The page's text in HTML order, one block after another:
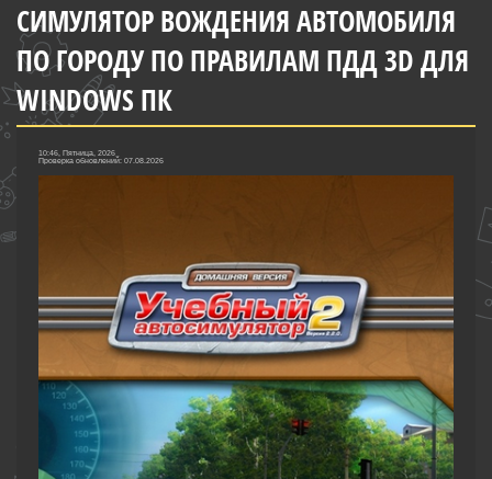
CИМУЛЯТОР ВОЖДЕНИЯ АВТОМОБИЛЯ
ПО ГОРОДУ ПО ПРАВИЛАМ ПДД 3D ДЛЯ
WINDOWS ПК
10:46, Пятница, 2026
Проверка обновлений: 07.08.2026